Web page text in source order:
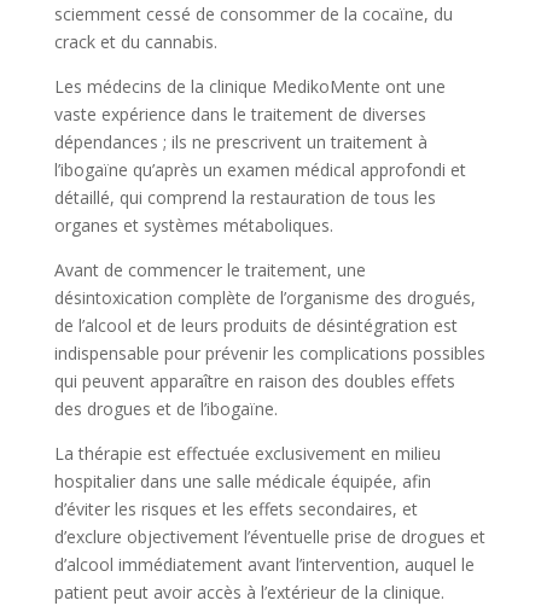
sciemment cessé de consommer de la cocaïne, du
crack et du cannabis.
Les médecins de la clinique MedikoMente ont une
vaste expérience dans le traitement de diverses
dépendances ; ils ne prescrivent un traitement à
l’ibogaïne qu’après un examen médical approfondi et
détaillé, qui comprend la restauration de tous les
organes et systèmes métaboliques.
Avant de commencer le traitement, une
désintoxication complète de l’organisme des drogués,
de l’alcool et de leurs produits de désintégration est
indispensable pour prévenir les complications possibles
qui peuvent apparaître en raison des doubles effets
des drogues et de l’ibogaïne.
La thérapie est effectuée exclusivement en milieu
hospitalier dans une salle médicale équipée, afin
d’éviter les risques et les effets secondaires, et
d’exclure objectivement l’éventuelle prise de drogues et
d’alcool immédiatement avant l’intervention, auquel le
patient peut avoir accès à l’extérieur de la clinique.